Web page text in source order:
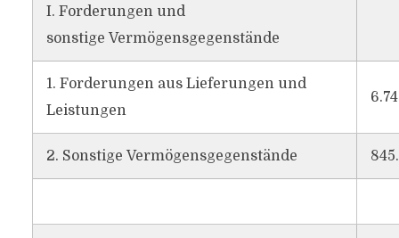
I. Forderungen und
sonstige Vermögensgegenstände
1. Forderungen aus Lieferungen und
Leistungen
2. Sonstige Vermögensgegenstände